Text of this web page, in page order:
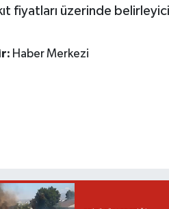
fiyatları üzerinde
Haber Merkezi